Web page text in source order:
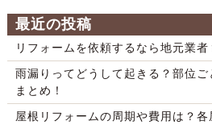
最近の投稿
リフォームを依頼するなら地元業者
雨漏りってどうして起きる？部位
まとめ！
屋根リフォームの周期や費用は？